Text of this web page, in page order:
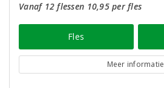
Vanaf 12 flessen 10,95 per fles
Fles
Meer informatie